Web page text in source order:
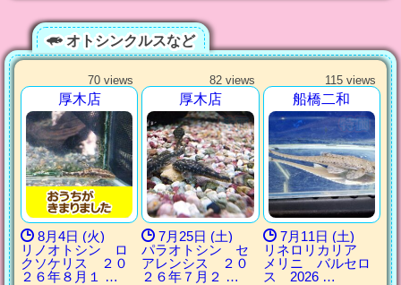
オトシンクルスなど
70 views
厚木店
8月4日 (火)
リノオトシン ロ
クソケリス ２０
２６年８月１ …
82 views
厚木店
7月25日 (土)
パラオトシン セ
アレンシス ２０
２６年７月２ …
115 views
船橋二和
7月11日 (土)
リネロリカリア
メリニ バルセロ
ス 2026 …